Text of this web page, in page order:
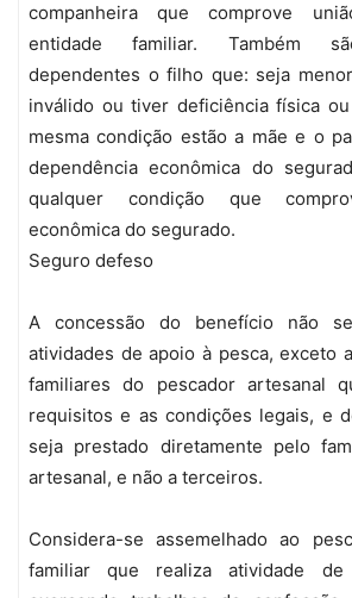
companheira que comprove
entidade familiar. Também
dependentes o filho que: seja
inválido ou tiver deficiência física
mesma condição estão a mãe e o
dependência econômica do
qualquer condição que
econômica do segurado.
Seguro defeso
A concessão do benefício não
atividades de apoio à pesca, exceto
familiares do pescador artesanal
requisitos e as condições legais, e
seja prestado diretamente pelo
artesanal, e não a terceiros.
Considera-se assemelhado ao
familiar que realiza atividade